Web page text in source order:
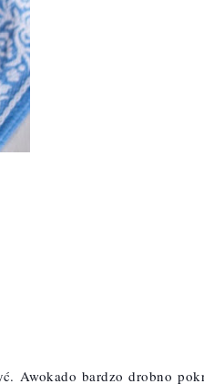
Awokado bardzo drobno